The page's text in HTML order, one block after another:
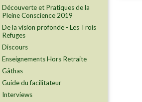
Découverte et Pratiques de la
Pleine Conscience 2019
De la vision profonde - Les Trois
Refuges
Discours
Enseignements Hors Retraite
Gâthas
Guide du facilitateur
Interviews